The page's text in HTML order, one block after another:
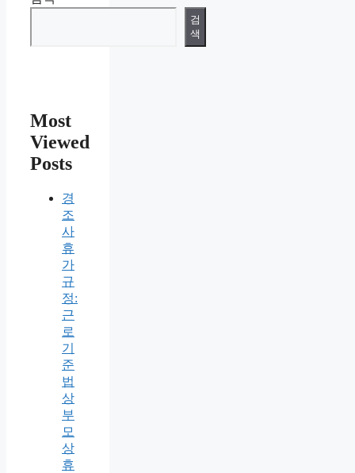
검
색
Most
Viewed
Posts
경
조
사
휴
가
규
정:
근
로
기
준
법
상
부
모
상
휴